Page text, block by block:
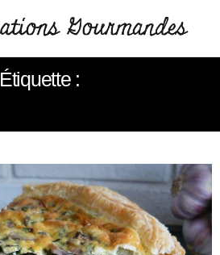
Étiquette :